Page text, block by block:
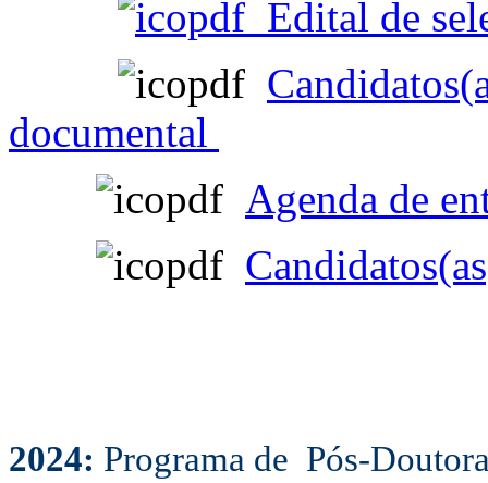
Edital de
documental
Agenda de
2024: Programa de Pós-